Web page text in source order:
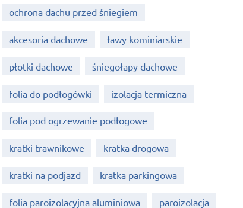
ochrona dachu przed śniegiem
akcesoria dachowe ławy kominiarskie
płotki dachowe śniegołapy dachowe
folia do podłogówki izolacja termiczna
folia pod ogrzewanie podłogowe
kratki trawnikowe kratka drogowa
kratki na podjazd kratka parkingowa
folia paroizolacyjna aluminiowa paroizolacja